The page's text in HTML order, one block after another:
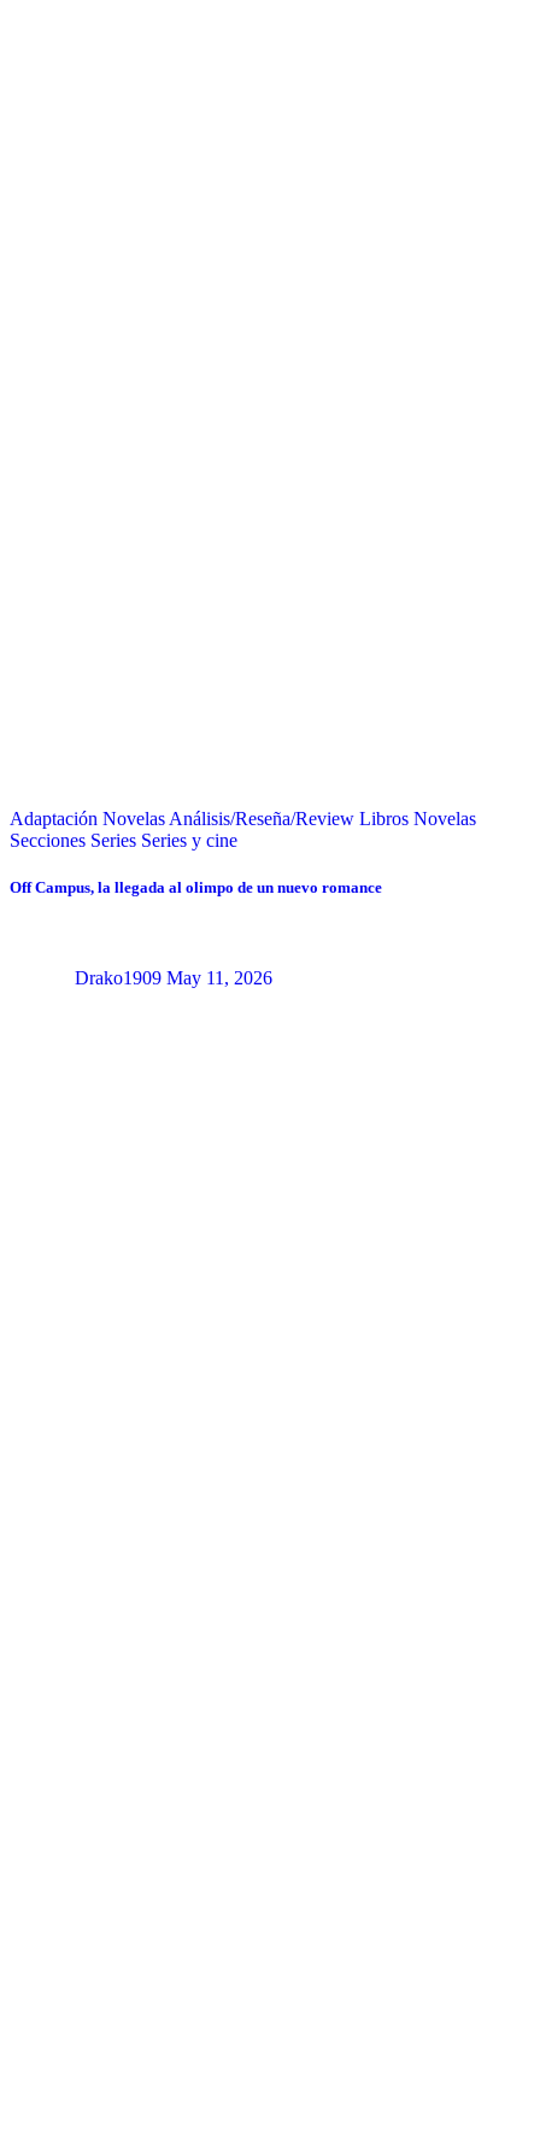
Adaptación Novelas Análisis/Reseña/Review Libros Novelas
Secciones Series Series y cine
Off Campus, la llegada al olimpo de un nuevo romance
Drako1909 May 11, 2026